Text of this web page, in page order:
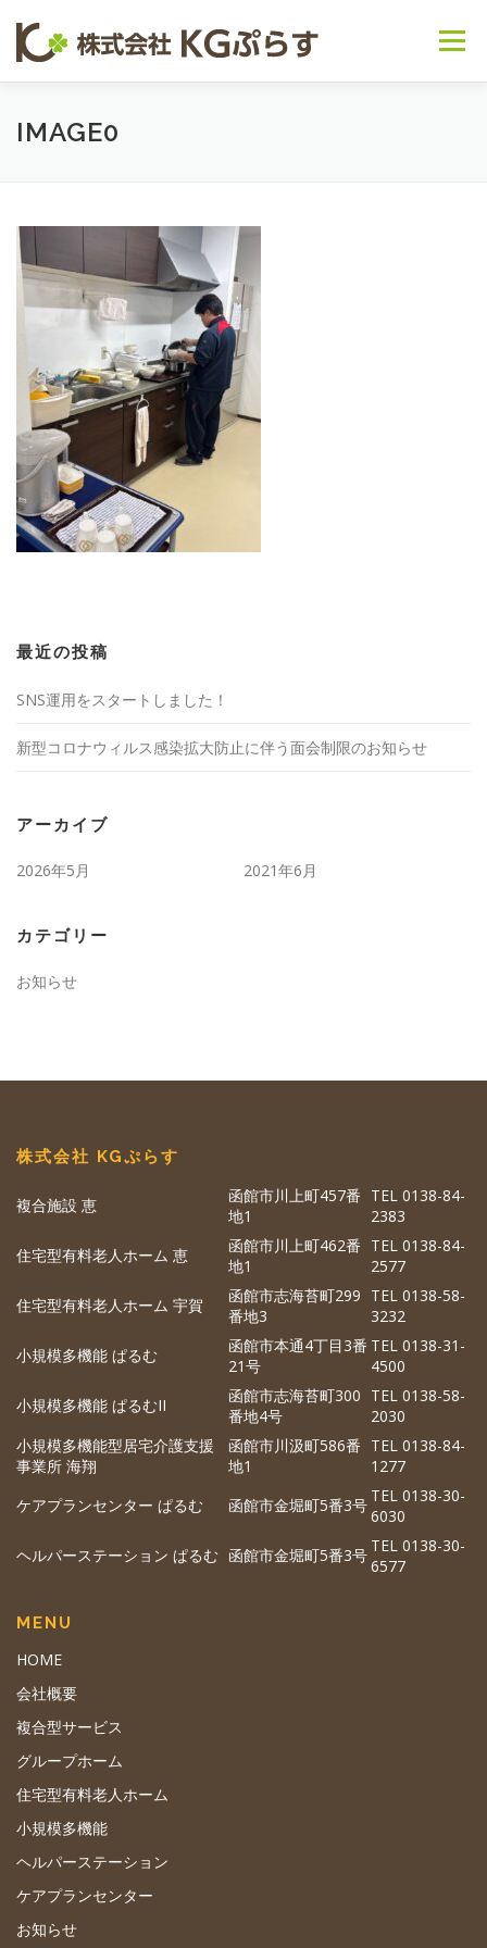
メニュー
会社概要
IMAGE0
最近の投稿
SNS運用をスタートしました！
新型コロナウィルス感染拡大防止に伴う面会制限のお知らせ
アーカイブ
2026年5月 2021年6月
カテゴリー
お知らせ
株式会社 KGぷらす
複合施設 恵
函館市川上町457番
地1
TEL 0138-84-
2383
住宅型有料老人ホーム 恵
函館市川上町462番
地1
TEL 0138-84-
2577
住宅型有料老人ホーム 宇賀
函館市志海苔町299
番地3
TEL 0138-58-
3232
小規模多機能 ぱるむ
函館市本通4丁目3番
21号
TEL 0138-31-
4500
小規模多機能 ぱるむII
函館市志海苔町300
番地4号
TEL 0138-58-
2030
小規模多機能型居宅介護支援
事業所 海翔
函館市川汲町586番
地1
TEL 0138-84-
1277
ケアプランセンター ぱるむ
函館市金堀町5番3号 TEL 0138-30-
6030
ヘルパーステーション ぱるむ 函館市金堀町5番3号 TEL 0138-30-
6577
MENU
HOME
会社概要
複合型サービス
グループホーム
住宅型有料老人ホーム
小規模多機能
ヘルパーステーション
ケアプランセンター
お知らせ